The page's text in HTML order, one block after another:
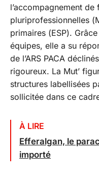
l’accompagnement
pluriprofessionnelles
primaires (ESP).
équipes, elle a su
de l’ARS PACA
rigoureux. La Mut’
structures labellisées
sollicitée dans ce
À LIRE
Efferalgan, le
importé